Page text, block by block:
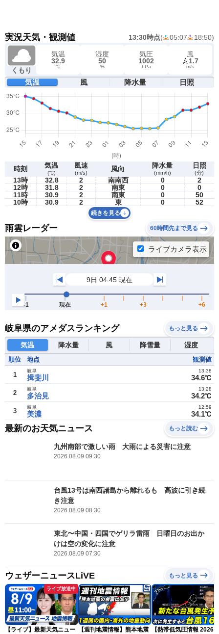
実況天気・観測値 13:30時点( 05:07 18:50)
くもり
気温
32.9
℃
湿度
50
%
気圧
1002
hPa
風
1.7
m/s
気温 風 降水量 日照
時刻 気温
(℃)
風速
(m/s) 風向 降水量
(mm/h)
日照
(分)
13時 32.8 2 南南西 0
2
12時
31.8 2 南東 0
0
11時
30.9 2 南東 0
50
10時
30.9 2 東 0 52
続きを見る
雨雲レーダー 60時間先まで見る
岐阜県のアメダスランキング もっと見る
気温 降水量 風 降雪量 湿度
順位 地点 観測値
1 揖斐川
岐阜
34.6℃
13:38
2 多治見
岐阜
34.2℃
13:28
3 美濃
岐阜
34.1℃
12:59
最新のお天気ニュース もっと読む
九州南部で激しい雨 大雨による災害に注意
2026.08.09 09:30
台風13号は南西諸島から離れるも 高波に引き続
き注意
2026.08.09 08:30
東北〜中国・四国でゲリラ雷雨 日曜日のお出か
けは空の変化に注意
2026.08.09 07:30
ウェザーニュースLiVE もっと見る
ライブ放送中
【ライブ】最新天気ニュー
【週刊地震情報】熊本地震
【熱帯低気圧情報 2026】